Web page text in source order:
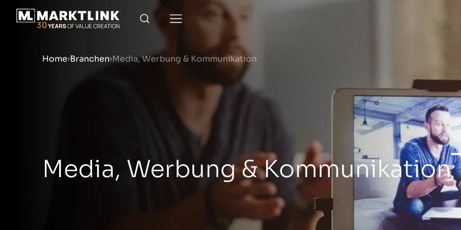
Menu
Verkaufsvorbereitung
Unternehmen verkaufen
Home Branchen Media, Werbung & Kommunikation
Media, Werbung & Kommunikation